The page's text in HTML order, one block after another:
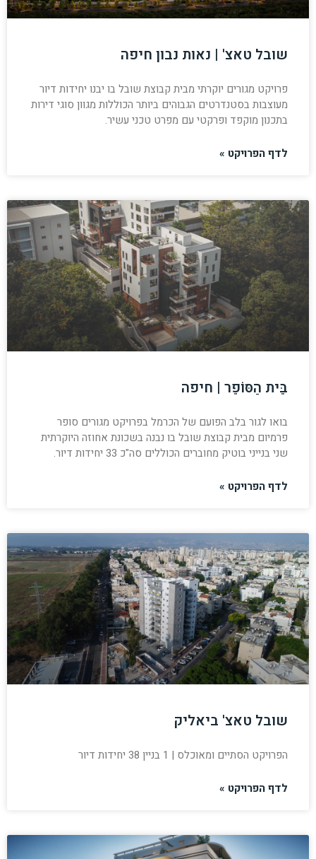
שובל טאצ' | נאות נבון חיפה
פרויקט מגורים יוקרתי מבית קבוצת שובל בו יבנו יחידות דיור
מעוצבות בסטנדרטים הגבוהים ביותר הכוללות מגוון סוגי דירות
בתכנון מוקפד ופרקטי עם מפרט טכני עשיר.
לדף הפרויקט »
בֵּית הַסּוֹפֵר | חיפה
בואו לגור בלב הפועם של הכרמל בפרויקט מגורים סופר
פרמיום מבית קבוצת שובל בו נבנה בשכונת אחוזה היוקרתית
שני בנייני בוטיק מחוברים הכוללים סה"כ 33 יחידות דיור.
לדף הפרויקט »
שובל טאצ' ביאליק
הפרויקט הסתיים ומאוכלס | 1 בניין 38 יחידות דיור
לדף הפרויקט »